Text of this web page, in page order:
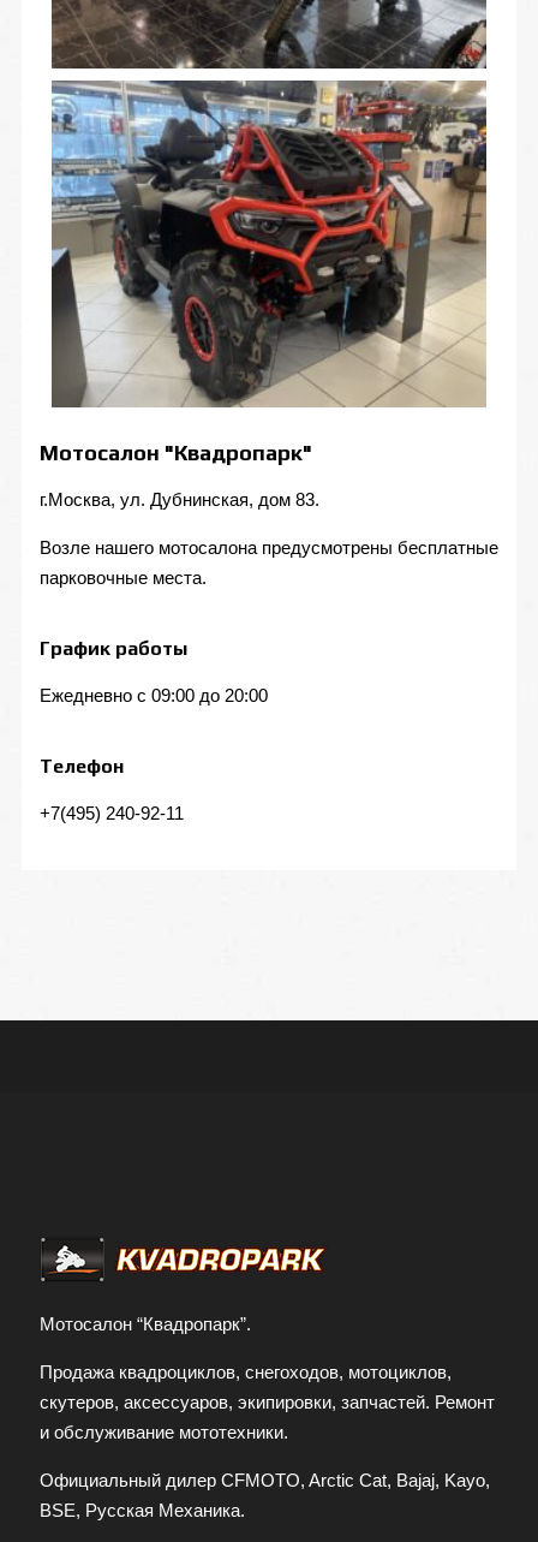
Мотосалон "Квадропарк"
г.Москва, ул. Дубнинская, дом 83.
Возле нашего мотосалона предусмотрены бесплатные
парковочные места.
График работы
Ежедневно с 09:00 до 20:00
Телефон
+7(495) 240-92-11
Мотосалон “Квадропарк”.
Продажа квадроциклов, снегоходов, мотоциклов,
скутеров, аксессуаров, экипировки, запчастей. Ремонт
и обслуживание мототехники.
Официальный дилер CFMOTO, Arctic Cat, Bajaj, Kayo,
BSE, Русская Механика.